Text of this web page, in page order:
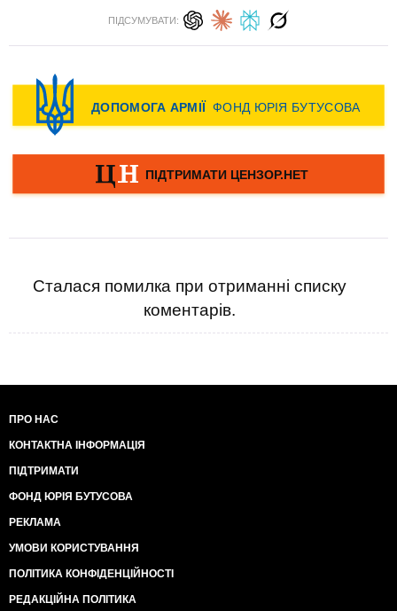
ПІДСУМУВАТИ:
Сталася помилка при отриманні списку
коментарів.
ПРО НАС
КОНТАКТНА ІНФОРМАЦІЯ
ПІДТРИМАТИ
ФОНД ЮРІЯ БУТУСОВА
РЕКЛАМА
УМОВИ КОРИСТУВАННЯ
ПОЛІТИКА КОНФІДЕНЦІЙНОСТІ
РЕДАКЦІЙНА ПОЛІТИКА